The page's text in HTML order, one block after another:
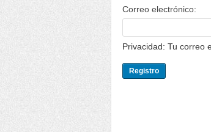
Correo electrónico:
Privacidad: Tu correo